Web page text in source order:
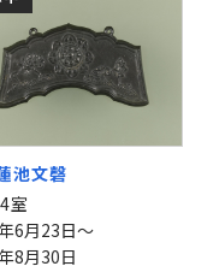
池文磬
室
6月23日～
8月30日